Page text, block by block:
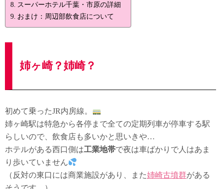
スーパーホテル千葉・市原の詳細
おまけ：周辺部飲食店について
姉ヶ崎？姉崎？
初めて乗ったJR内房線。
姉ヶ崎駅は特急から各停まで全ての定期列車が停車する駅
らしいので、飲食店も多いかと思いきや…
ホテルがある西口側は工業地帯で夜は車ばかりで人はあま
り歩いていません
（反対の東口には商業施設があり、また姉崎古墳群がある